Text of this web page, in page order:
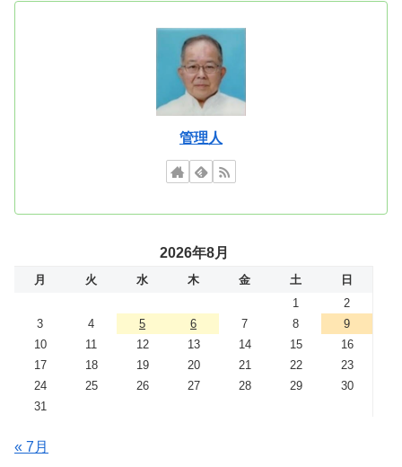
管理人
2026年8月
月 火 水 木 金 土
日
1
2
3
4 5 6 7 8
9
10
11 12 13 14 15
16
17
18 19 20 21 22
23
24
25 26 27 28 29
30
31
« 7月